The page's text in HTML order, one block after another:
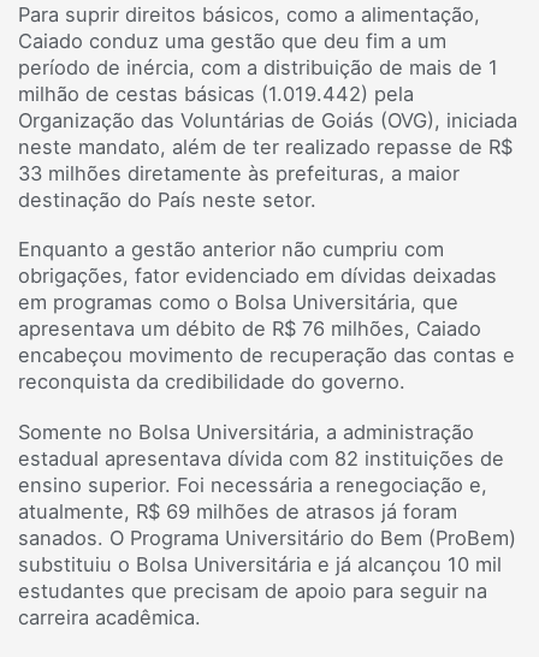
Para suprir direitos básicos, como a alimentação,
Caiado conduz uma gestão que deu fim a um
período de inércia, com a distribuição de mais de 1
milhão de cestas básicas (1.019.442) pela
Organização das Voluntárias de Goiás (OVG), iniciada
neste mandato, além de ter realizado repasse de R$
33 milhões diretamente às prefeituras, a maior
destinação do País neste setor.
Enquanto a gestão anterior não cumpriu com
obrigações, fator evidenciado em dívidas deixadas
em programas como o Bolsa Universitária, que
apresentava um débito de R$ 76 milhões, Caiado
encabeçou movimento de recuperação das contas e
reconquista da credibilidade do governo.
Somente no Bolsa Universitária, a administração
estadual apresentava dívida com 82 instituições de
ensino superior. Foi necessária a renegociação e,
atualmente, R$ 69 milhões de atrasos já foram
sanados. O Programa Universitário do Bem (ProBem)
substituiu o Bolsa Universitária e já alcançou 10 mil
estudantes que precisam de apoio para seguir na
carreira acadêmica.